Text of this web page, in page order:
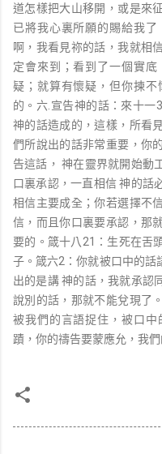
道怎樣把大山移開，或是來
已將我心裏所願的賜給我
啊，我看見祢的話，我就相
定會來到；看到了一個實
疑；就算有懷疑，但你揀
的。六.宣告神的話：來十
神的話造成的，這樣，所看
們所說出的話非常重要，你
告這話， 神在靈界就開始動
口裏承認，一直相信 神的話
相信主要成全；你若選擇不
信，而且你口裏要承認，那
要的。箴十八21：生死在舌
子。箴六2：你就被口中的話
出的是講 神的話，我就承認
說別的話，那就不能兌現了
被我們的言語捉住，被口
蹟，你的禱告要蒙應允，我